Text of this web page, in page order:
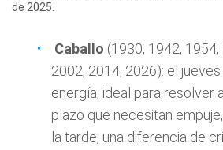
de 2025.
Caballo (1930, 1942,
2002, 2014, 2026): el
energía, ideal para resolver
plazo que necesitan
la tarde, una diferencia de